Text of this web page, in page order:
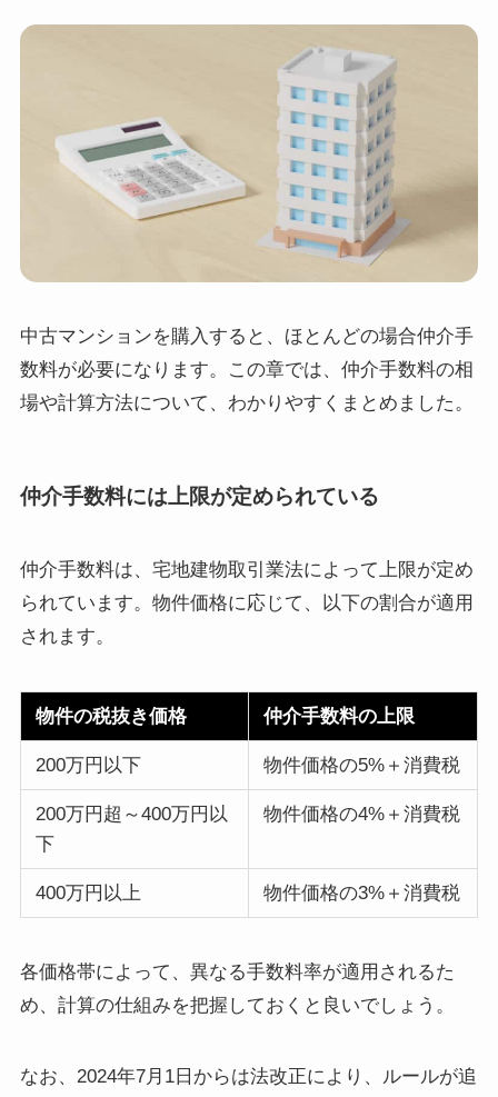
中古マンションを購入すると、ほとんどの場合仲介手
数料が必要になります。この章では、仲介手数料の相
場や計算方法について、わかりやすくまとめました。
仲介手数料には上限が定められている
仲介手数料は、宅地建物取引業法によって上限が定め
られています。物件価格に応じて、以下の割合が適用
されます。
物件の税抜き価格 仲介手数料の上限
200万円以下 物件価格の5%＋消費税
200万円超～400万円以
下
物件価格の4%＋消費税
400万円以上 物件価格の3%＋消費税
各価格帯によって、異なる手数料率が適用されるた
め、計算の仕組みを把握しておくと良いでしょう。
なお、2024年7月1日からは法改正により、ルールが追